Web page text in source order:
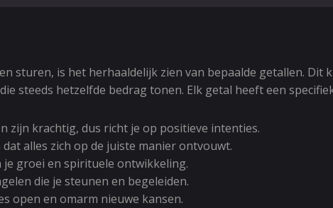
sturen, is het herhaaldelijk zien van bepaalde getallen. Dit
steeds hetzelfde bedrag tonen. Elk getal heeft een
zijn krachtig, dus richt je op positieve intenties.
alles zich op de juiste manier ontvouwt.
je groei en spirituele ontwikkeling.
die je steunen en begeleiden.
open en omarm nieuwe kansen.